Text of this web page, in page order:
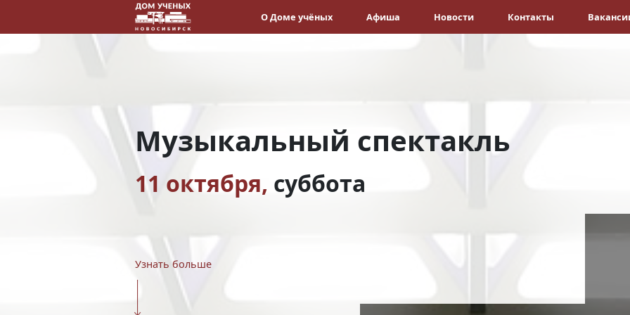
О Доме учёных Афиша Новости Контакты
Музыкальный спектакль
11 октября, суббота
Узнать больше